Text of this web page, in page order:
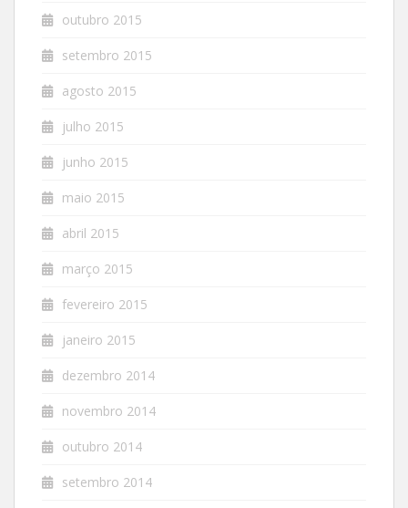
outubro 2015
setembro 2015
agosto 2015
julho 2015
junho 2015
maio 2015
abril 2015
março 2015
fevereiro 2015
janeiro 2015
dezembro 2014
novembro 2014
outubro 2014
setembro 2014